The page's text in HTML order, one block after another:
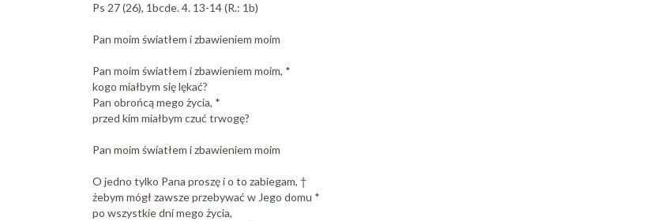
Ps 27 (26), 1bcde. 4. 13-14 (R.: 1b)
Pan moim światłem i zbawieniem moim
Pan moim światłem i zbawieniem moim, *
kogo miałbym się lękać?
Pan obrońcą mego życia, *
przed kim miałbym czuć trwogę?
Pan moim światłem i zbawieniem moim
O jedno tylko Pana proszę i o to zabiegam, †
żebym mógł zawsze przebywać w Jego domu *
po wszystkie dni mego życia,